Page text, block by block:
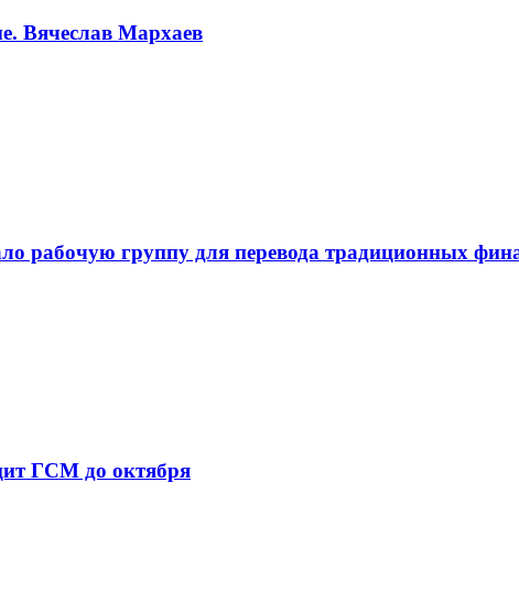
Вячеслав Мархаев
рабочую группу для перевода традиционных
ГСМ до октября